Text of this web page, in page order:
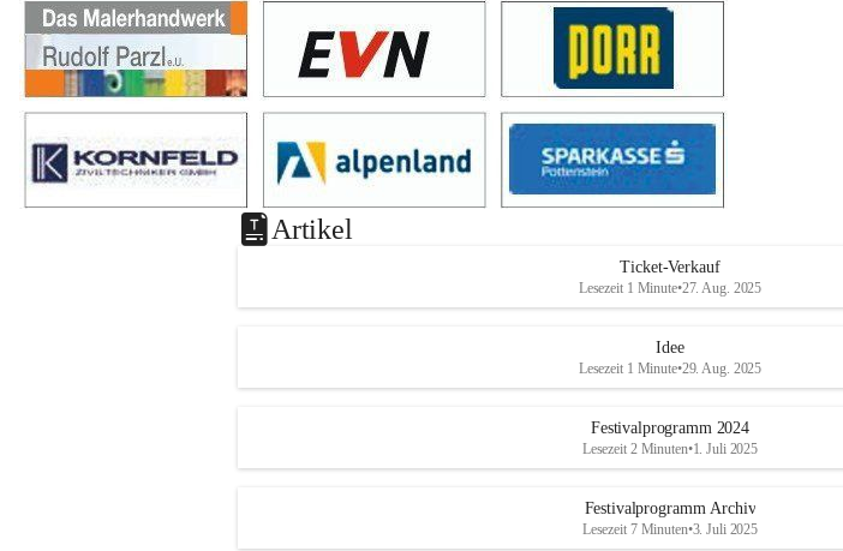
Artikel
Ticket-Verkauf
Lesezeit 1 Minute•27. Aug. 2025
Idee
Lesezeit 1 Minute•29. Aug. 2025
Festivalprogramm 2024
Lesezeit 2 Minuten•1. Juli 2025
Festivalprogramm Archiv
Lesezeit 7 Minuten•3. Juli 2025